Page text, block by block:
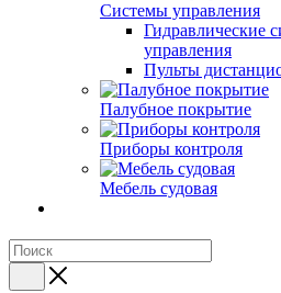
Системы управления
Гидравлические
управления
Пульты
Палубное покрытие
Приборы контроля
Мебель судовая